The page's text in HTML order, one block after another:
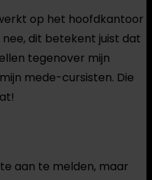
op het hoofdkantoor
nee, dit betekent juist dat
tegenover mijn
mede-cursisten. Die
aan te melden, maar